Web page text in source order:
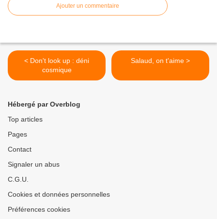
Ajouter un commentaire
< Don't look up : déni
cosmique
Salaud, on t'aime >
Hébergé par Overblog
Top articles
Pages
Contact
Signaler un abus
C.G.U.
Cookies et données personnelles
Préférences cookies